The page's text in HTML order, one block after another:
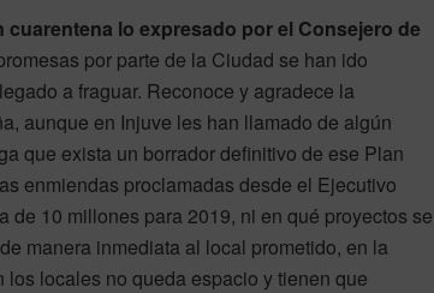
lo expresado por el Consejero de
por parte de la Ciudad se han ido
a fraguar. Reconoce y agradece la
aunque en Injuve les han llamado de algún
que exista un borrador definitivo de ese Plan
enmiendas proclamadas desde el Ejecutivo
10 millones para 2019, ni en qué proyectos se
manera inmediata al local prometido, en la
locales no queda espacio y tienen que